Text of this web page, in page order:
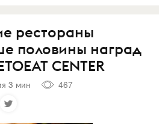
рестораны
половины наград
CENTER
3 мин
467